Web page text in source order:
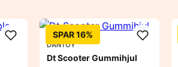
SPAR 16%
DANTOY
Dt Scooter Gummihjul